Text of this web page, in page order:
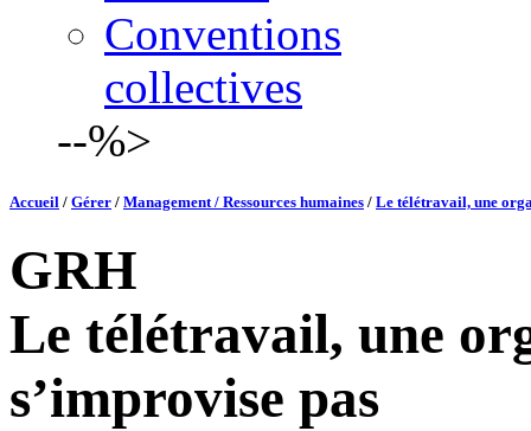
Conventions
collectives
--%>
Accueil / Gérer / Management / Ressources humaines / Le télétravail, une
GRH
Le télétravail, une
s’improvise pas